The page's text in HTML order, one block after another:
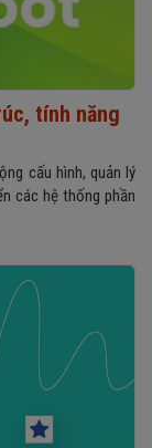
tính năng
cấu hình, quản lý
các hệ thống phần